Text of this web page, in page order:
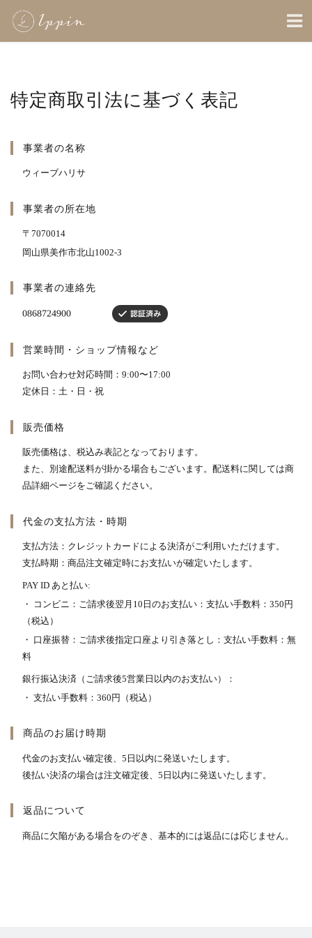
特定商取引法に基づく表記
事業者の名称
ウィーブハリサ
事業者の所在地
〒7070014
岡山県美作市北山1002-3
事業者の連絡先
営業時間・ショップ情報など
お問い合わせ対応時間：9:00〜17:00
定休日：土・日・祝
販売価格
販売価格は、税込み表記となっております。
また、別途配送料が掛かる場合もございます。配送料に関しては商
品詳細ページをご確認ください。
代金の支払方法・時期
支払方法：クレジットカードによる決済がご利用いただけます。
支払時期：商品注文確定時にお支払いが確定いたします。
PAY ID あと払い:
・ コンビニ：ご請求後翌月10日のお支払い：支払い手数料：350円
（税込）
・ 口座振替：ご請求後指定口座より引き落とし：支払い手数料：無
料
銀行振込決済（ご請求後5営業日以内のお支払い）：
・ 支払い手数料：360円（税込）
商品のお届け時期
代金のお支払い確定後、5日以内に発送いたします。
後払い決済の場合は注文確定後、5日以内に発送いたします。
返品について
商品に欠陥がある場合をのぞき、基本的には返品には応じません。